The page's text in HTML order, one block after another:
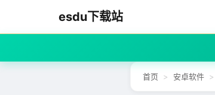
esdu下载站
首页 安卓软件